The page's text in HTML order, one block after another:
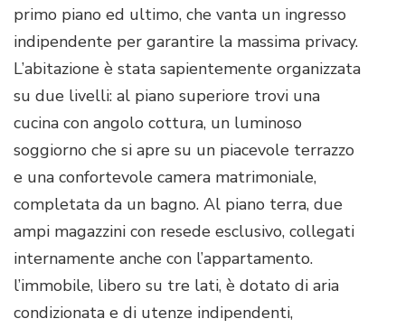
primo piano ed ultimo, che vanta un ingresso
indipendente per garantire la massima privacy.
L’abitazione è stata sapientemente organizzata
su due livelli: al piano superiore trovi una
cucina con angolo cottura, un luminoso
soggiorno che si apre su un piacevole terrazzo
e una confortevole camera matrimoniale,
completata da un bagno. Al piano terra, due
ampi magazzini con resede esclusivo, collegati
internamente anche con l’appartamento.
l’immobile, libero su tre lati, è dotato di aria
condizionata e di utenze indipendenti,